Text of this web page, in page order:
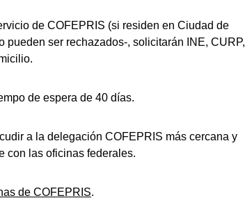
de COFEPRIS (si residen en Ciudad de
pueden ser rechazados-, solicitarán INE, CURP,
de espera de 40 días.
a la delegación COFEPRIS más cercana y
con las oficinas federales.
de COFEPRIS.